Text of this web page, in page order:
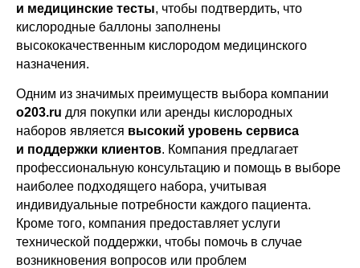
и медицинские тесты, чтобы подтвердить, что
кислородные баллоны заполнены
высококачественным кислородом медицинского
назначения.
Одним из значимых преимуществ выбора компании
o203.ru для покупки или аренды кислородных
наборов является высокий уровень сервиса
и поддержки клиентов. Компания предлагает
профессиональную консультацию и помощь в выборе
наиболее подходящего набора, учитывая
индивидуальные потребности каждого пациента.
Кроме того, компания предоставляет услуги
технической поддержки, чтобы помочь в случае
возникновения вопросов или проблем